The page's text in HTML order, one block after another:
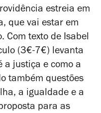
estreia em
, que vai estar em
Com texto de Isabel
(3€-7€) levanta
a justiça e como a
também questões
a igualdade e a
para as